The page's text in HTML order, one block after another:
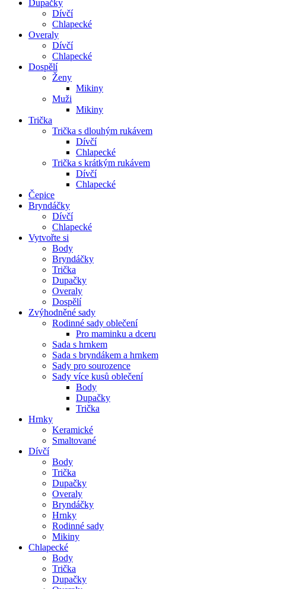
Dupačky
Dívčí
Chlapecké
Overaly
Dívčí
Chlapecké
Dospělí
Ženy
Mikiny
Muži
Mikiny
Trička
Trička s dlouhým rukávem
Dívčí
Chlapecké
Trička s krátkým rukávem
Dívčí
Chlapecké
Čepice
Bryndáčky
Dívčí
Chlapecké
Vytvořte si
Body
Bryndáčky
Trička
Dupačky
Overaly
Dospělí
Zvýhodněné sady
Rodinné sady oblečení
Pro maminku a dceru
Sada s hrnkem
Sada s bryndákem a hrnkem
Sady pro sourozence
Sady více kusů oblečení
Body
Dupačky
Trička
Hrnky
Keramické
Smaltované
Dívčí
Body
Trička
Dupačky
Overaly
Bryndáčky
Hrnky
Rodinné sady
Mikiny
Chlapecké
Body
Trička
Dupačky